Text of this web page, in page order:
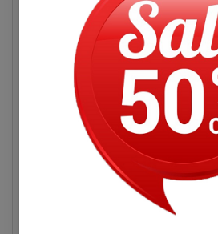
tuyển chọn những nhà phân
chuyên sản xuất pin chất lượng